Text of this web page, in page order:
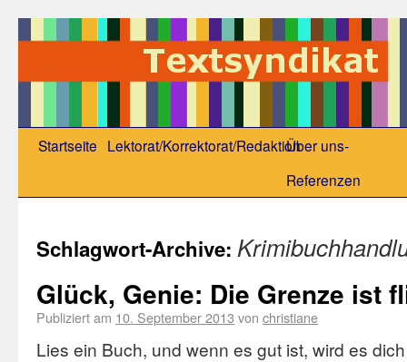
Startseite Lektorat/Korrektorat/RedaktionÜber uns-
Referenzen
Schlagwort-Archive:
Glück, Genie: Die Grenze ist
Publiziert am 10. September 2013 von christiane
Lies ein Buch, und wenn es gut ist, wird es